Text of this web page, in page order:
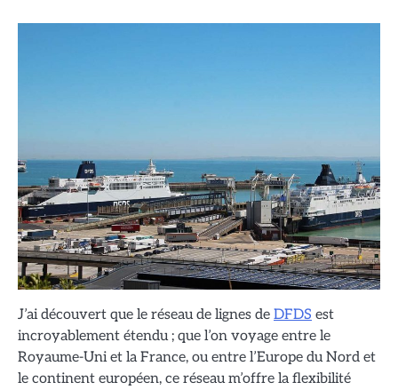
J’ai découvert que le réseau de lignes de DFDS est
incroyablement étendu ; que l’on voyage entre le
Royaume-Uni et la France, ou entre l’Europe du Nord et
le continent européen, ce réseau m’offre la flexibilité